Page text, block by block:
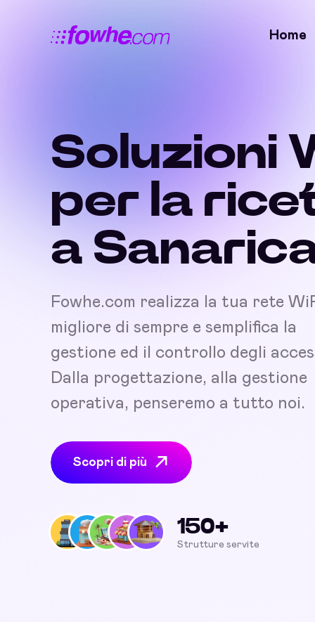
Home
Soluzioni
per la
a
Fowhe.com realizza la tua rete
migliore di sempre e semplifica la
gestione ed il controllo degli
Dalla progettazione, alla gestione
operativa, penseremo a tutto noi.
Scopri di più
150+
Strutture servite